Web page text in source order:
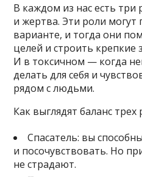
В каждом из нас есть три
и жертва. Эти роли могут
варианте, и тогда они
целей и строить
И в токсичном — когда
делать для себя и
рядом с людьми.
Как выглядят баланс трех
Спасатель: вы
и посочувствовать. Но
не страдают.